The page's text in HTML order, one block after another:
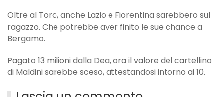
Oltre al Toro, anche Lazio e Fiorentina sarebbero sul
ragazzo. Che potrebbe aver finito le sue chance a
Bergamo.
Pagato 13 milioni dalla Dea, ora il valore del cartellino
di Maldini sarebbe sceso, attestandosi intorno ai 10.